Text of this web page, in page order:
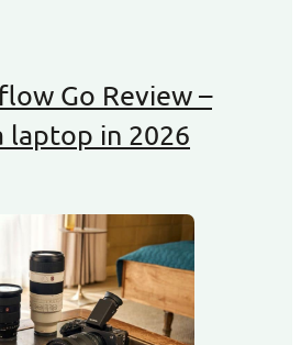
Go Review –
laptop in 2026